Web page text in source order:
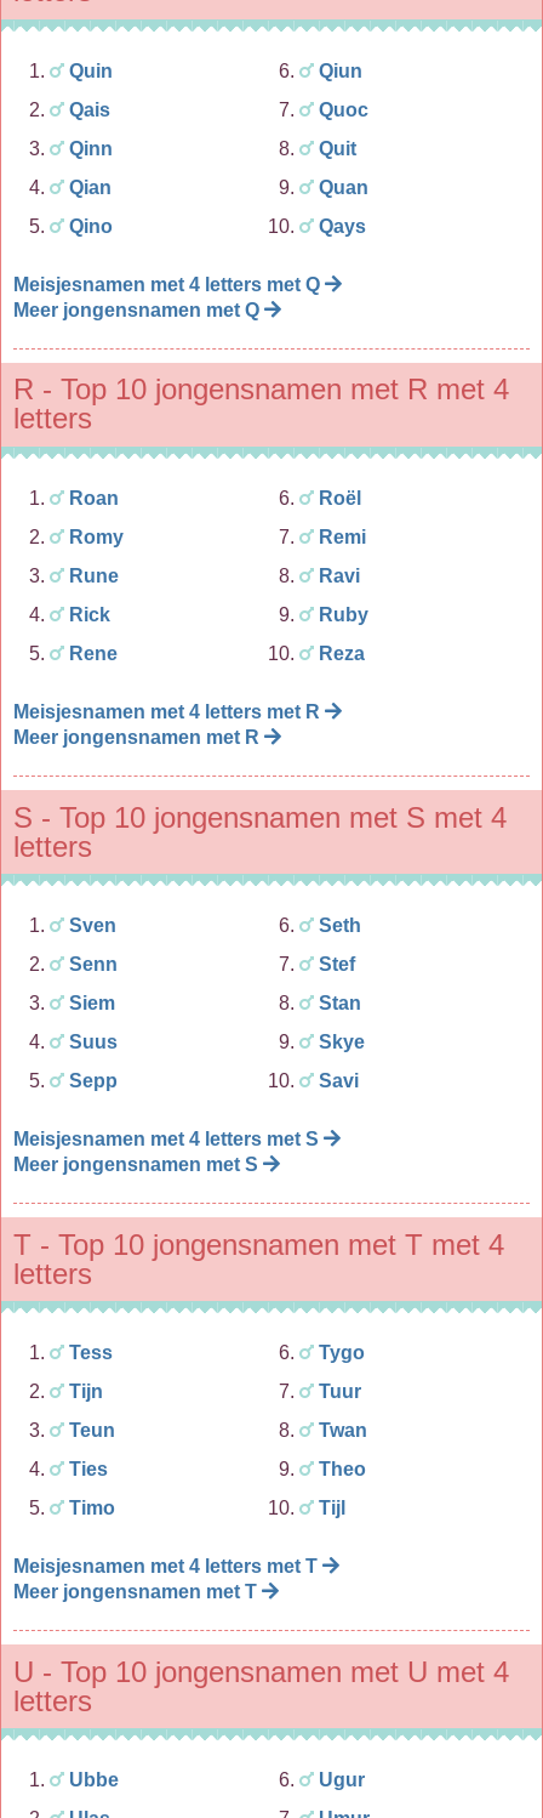
Quin
Qais
Qinn
Qian
Qino
Qiun
Quoc
Quit
Quan
Qays
Meisjesnamen met 4 letters met Q
Meer jongensnamen met Q
R - Top 10 jongensnamen met R met 4
letters
Roan
Romy
Rune
Rick
Rene
Roël
Remi
Ravi
Ruby
Reza
Meisjesnamen met 4 letters met R
Meer jongensnamen met R
S - Top 10 jongensnamen met S met 4
letters
Sven
Senn
Siem
Suus
Sepp
Seth
Stef
Stan
Skye
Savi
Meisjesnamen met 4 letters met S
Meer jongensnamen met S
T - Top 10 jongensnamen met T met 4
letters
Tess
Tijn
Teun
Ties
Timo
Tygo
Tuur
Twan
Theo
Tijl
Meisjesnamen met 4 letters met T
Meer jongensnamen met T
U - Top 10 jongensnamen met U met 4
letters
Ubbe
Ugur